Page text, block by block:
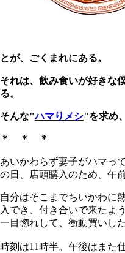
とが、ごくまれにある。
それは、飲み食いが好きな
る。
そんな"ハマりメシ"を求め
＊ ＊ ＊
あいかわらず妻子がハマっ
の日、店頭購入のため、午
自分はそこまでちいかわに
入でき、付き合いで来たよ
一目惚れして、衝動買いし
時刻は11時半。午後はまた